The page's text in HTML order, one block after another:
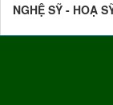
NGHỆ SỸ - HOẠ